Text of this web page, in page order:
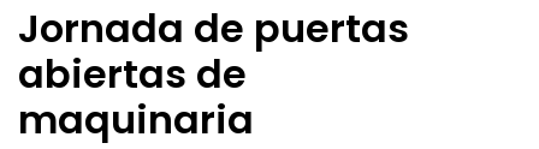
Jornada de puertas
abiertas de
maquinaria